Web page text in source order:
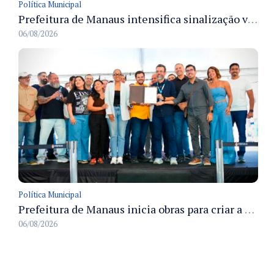
Política Municipal
Prefeitura de Manaus intensifica sinalização viária em diversos bairros para organizar o trânsito e reduzir sinistros
06/08/2026
Política Municipal
Prefeitura de Manaus inicia obras para criar a primeira Rua Gastronômica de Manaus na Ferreira Pena
06/08/2026